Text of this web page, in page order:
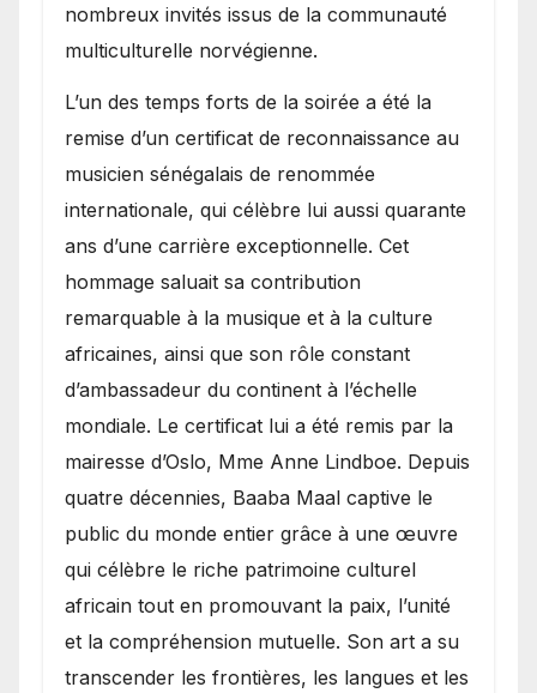
nombreux invités issus de la communauté
multiculturelle norvégienne.
​L’un des temps forts de la soirée a été la
remise d’un certificat de reconnaissance au
musicien sénégalais de renommée
internationale, qui célèbre lui aussi quarante
ans d’une carrière exceptionnelle. Cet
hommage saluait sa contribution
remarquable à la musique et à la culture
africaines, ainsi que son rôle constant
d’ambassadeur du continent à l’échelle
mondiale. Le certificat lui a été remis par la
mairesse d’Oslo, Mme Anne Lindboe. Depuis
quatre décennies, Baaba Maal captive le
public du monde entier grâce à une œuvre
qui célèbre le riche patrimoine culturel
africain tout en promouvant la paix, l’unité
et la compréhension mutuelle. Son art a su
transcender les frontières, les langues et les